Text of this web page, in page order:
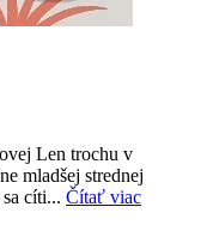
Len trochu v
mladšej strednej
cíti... Čítať viac